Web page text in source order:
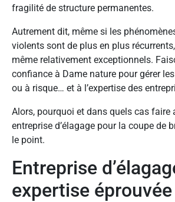
fragilité de structure permanentes.
Autrement dit, même si les
violents sont de plus en plus
même relativement exceptionnels.
confiance à Dame nature pour gérer
ou à risque… et à l’expertise des
Alors, pourquoi et dans quels cas faire
entreprise d’élagage pour la coupe de
le point.
Entreprise
expertise éprouvée